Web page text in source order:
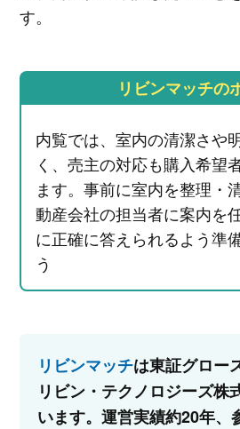
す。
リビンマッチの
内覧では、室内の清潔さや
く、売主の対応も購入希望
ます。事前に室内を整理・
動産会社の担当者に案内を
に正確に答えられるよう準
う
リビンマッチは東証グロー
リビン・テクノロジーズ株
います。運営実績約20年、